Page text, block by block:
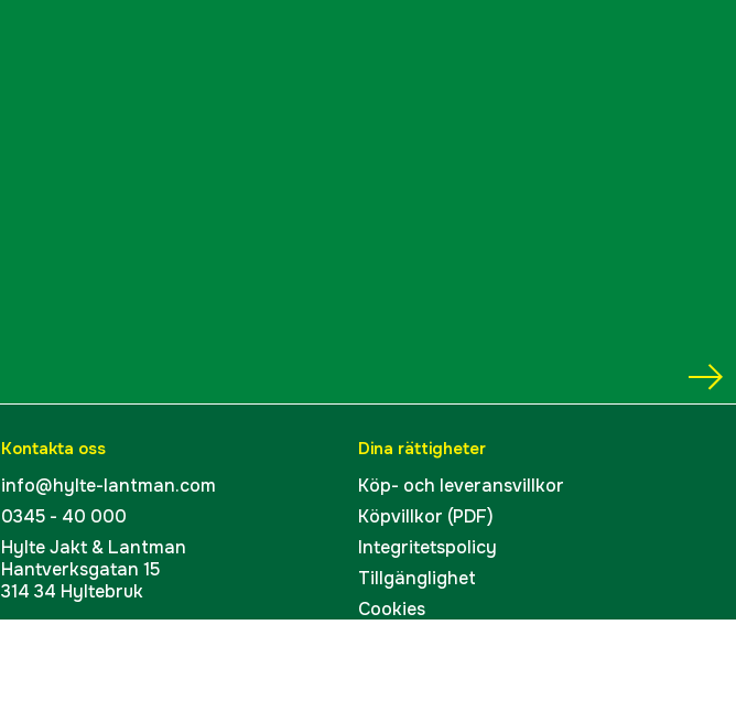
Kontakta oss
info@hylte-lantman.com
0345 - 40 000
Hylte Jakt & Lantman
Hantverksgatan 15
314 34 Hyltebruk
Dina rättigheter
Köp- och leveransvillkor
Köpvillkor (PDF)
Integritetspolicy
Tillgänglighet
Cookies